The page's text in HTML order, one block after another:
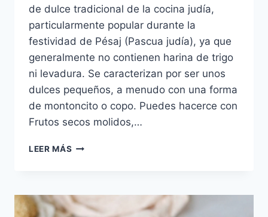
de dulce tradicional de la cocina judía,
particularmente popular durante la
festividad de Pésaj (Pascua judía), ya que
generalmente no contienen harina de trigo
ni levadura. Se caracterizan por ser unos
dulces pequeños, a menudo con una forma
de montoncito o copo. Puedes hacerce con
Frutos secos molidos,…
LEER MÁS MACAROONS